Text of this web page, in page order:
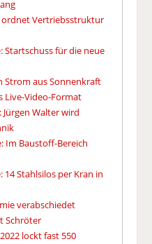
ordnet Vertriebsstruktur
Startschuss für die neue
Strom aus Sonnenkraft
Live-Video-Format
Jürgen Walter wird
Im Baustoff-Bereich
14 Stahlsilos per Kran in
verabschiedet
Schröter
lockt fast 550